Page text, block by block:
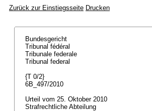
Zurück zur Einstiegsseite Drucken
Bundesgericht
Tribunal fédéral
Tribunale federale
Tribunal federal
{T 0/2}
6B_497/2010
Urteil vom 25. Oktober 2010
Strafrechtliche Abteilung